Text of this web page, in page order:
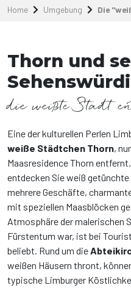
Home Umgebung Die
Thorn und
die weißte Stadt
Eine der kulturellen Perlen
weiße Städtchen Thorn,
Maasresidence Thorn
entdecken Sie weiß
mehrere Geschäfte,
mit speziellen Maasblöcken
Atmosphäre der malerischen
Fürstentum war, ist bei
beliebt. Rund um die
weißen Häusern thront,
typische Limburger